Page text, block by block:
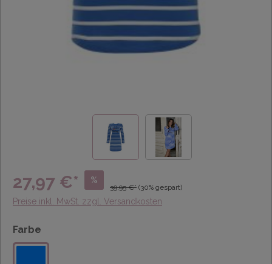
27,97 €* %
39,95 €* (30% gespart)
Preise inkl. MwSt. zzgl. Versandkosten
Farbe